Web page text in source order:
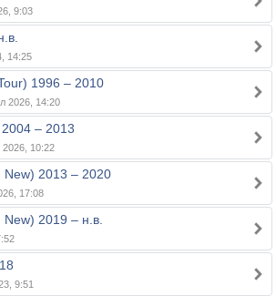
9:03
14:25
1996 – 2010
2026, 14:20
– 2013
10:22
New) 2013 – 2020
17:08
2019 – н.в.
9:51